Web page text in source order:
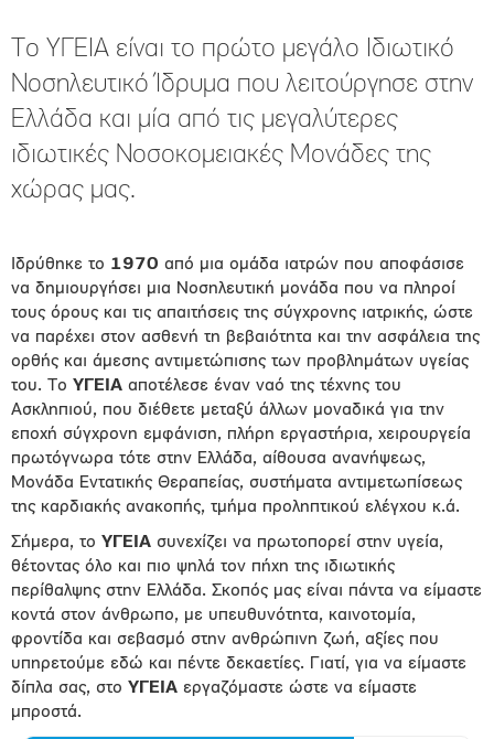
Το ΥΓΕΙΑ είναι το πρώτο μεγάλο Ιδιωτικό
Νοσηλευτικό Ίδρυμα που λειτούργησε στην
Ελλάδα και μία από τις μεγαλύτερες
ιδιωτικές Νοσοκομειακές Μονάδες της
χώρας μας.
Ιδρύθηκε το 1970 από μια ομάδα ιατρών που αποφάσισε
να δημιουργήσει μια Νοσηλευτική μονάδα που να πληροί
τους όρους και τις απαιτήσεις της σύγχρονης ιατρικής, ώστε
να παρέχει στον ασθενή τη βεβαιότητα και την ασφάλεια της
ορθής και άμεσης αντιμετώπισης των προβλημάτων υγείας
του. Το ΥΓΕΙΑ αποτέλεσε έναν ναό της τέχνης του
Ασκληπιού, που διέθετε μεταξύ άλλων μοναδικά για την
εποχή σύγχρονη εμφάνιση, πλήρη εργαστήρια, χειρουργεία
πρωτόγνωρα τότε στην Ελλάδα, αίθουσα ανανήψεως,
Μονάδα Εντατικής Θεραπείας, συστήματα αντιμετωπίσεως
της καρδιακής ανακοπής, τμήμα προληπτικού ελέγχου κ.ά.
Σήμερα, το ΥΓΕΙΑ συνεχίζει να πρωτοπορεί στην υγεία,
θέτοντας όλο και πιο ψηλά τον πήχη της ιδιωτικής
περίθαλψης στην Ελλάδα. Σκοπός μας είναι πάντα να είμαστε
κοντά στον άνθρωπο, με υπευθυνότητα, καινοτομία,
φροντίδα και σεβασμό στην ανθρώπινη ζωή, αξίες που
υπηρετούμε εδώ και πέντε δεκαετίες. Γιατί, για να είμαστε
δίπλα σας, στο ΥΓΕΙΑ εργαζόμαστε ώστε να είμαστε
μπροστά.